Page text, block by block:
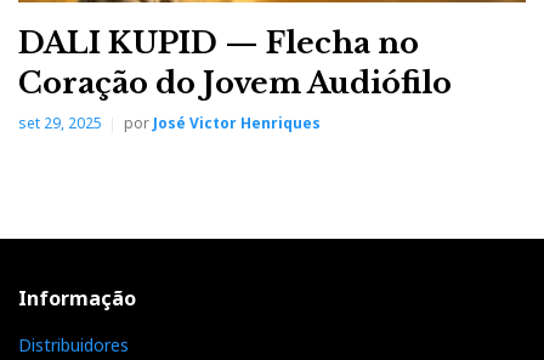
DALI KUPID — Flecha no
Coração do Jovem Audiófilo
set 29, 2025 por José Victor Henriques
Informação
Distribuidores